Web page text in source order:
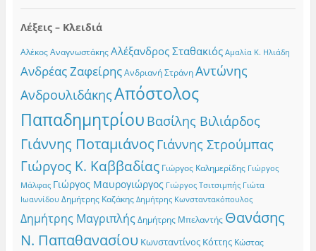
Λέξεις – Κλειδιά
Αλέκος Αναγνωστάκης Αλέξανδρος Σταθακιός Αμαλία Κ. Ηλιάδη
Ανδρέας Ζαφείρης Ανδριανή Στράνη Αντώνης
ΑνδρουλιδάκηςΑπόστολος
Παπαδημητρίου Βασίλης Βιλιάρδος
Γιάννης Ποταμιάνος Γιάννης Στρούμπας
Γιώργος Κ. Καββαδίας Γιώργος Καλημερίδης Γιώργος
Μάλφας Γιώργος Μαυρογιώργος Γιώργος Τσιτσιμπής Γιώτα
Ιωαννίδου Δημήτρης Καζάκης Δημήτρης Κωνσταντακόπουλος
Δημήτρης Μαγριπλής Δημήτρης Μπελαντής Θανάσης
Ν. Παπαθανασίου Κωνσταντίνος Κόττης Κώστας